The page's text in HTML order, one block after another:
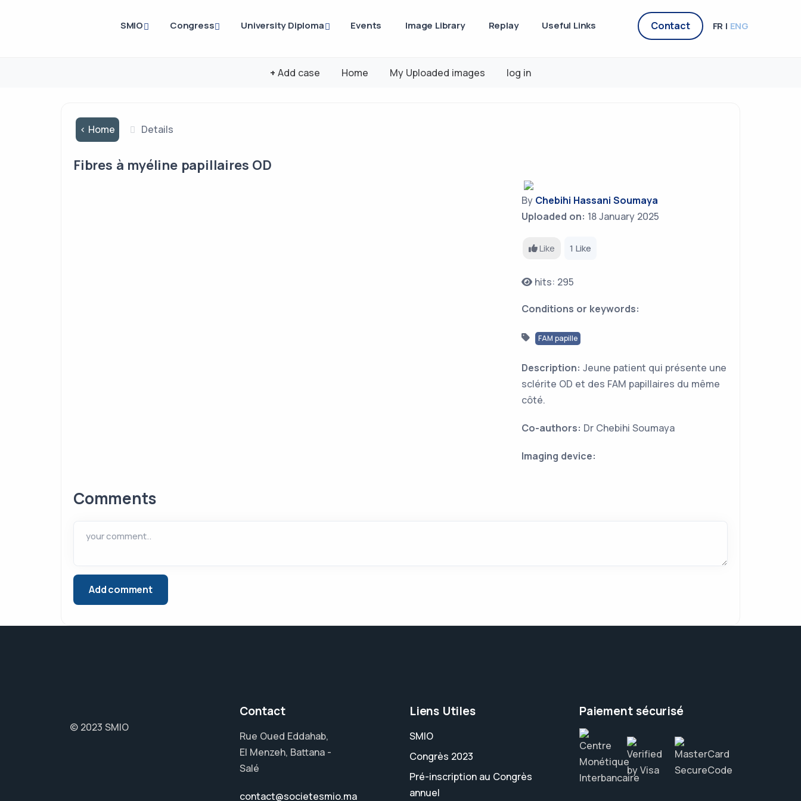
SMIO Congress University Diploma Events Image Library Replay Useful Links Contact FR | ENG
+ Add case Home My Uploaded images log in
< Home Details
Fibres à myéline papillaires OD
By Chebihi Hassani Soumaya
Uploaded on: 18 January 2025
Like 1 Like
hits: 295
Conditions or keywords:
FAM papille
Description: Jeune patient qui présente une
sclérite OD et des FAM papillaires du même
côté.
Co-authors: Dr Chebihi Soumaya
Imaging device:
Comments
© 2023 SMIO
Contact
Rue Oued Eddahab,
El Menzeh, Battana -
Salé
contact@societesmio.ma
Liens Utiles
SMIO
Congrès 2023
Pré-inscription au Congrès
annuel
Paiement sécurisé